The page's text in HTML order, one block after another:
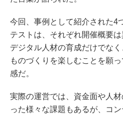
今回、事例として紹介された4
テストは、それぞれ開催概要
デジタル人材の育成だけでな
ものづくりを楽しむことを願
感だ。
実際の運営では、資金面や人
った様々な課題もあるが、コ